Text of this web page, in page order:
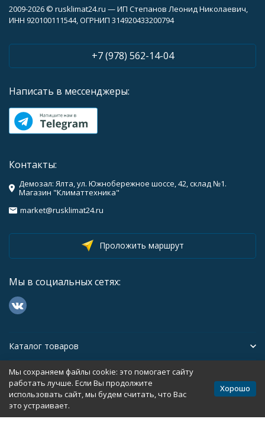
2009-2026 © rusklimat24.ru — ИП Степанов Леонид Николаевич,
ИНН 920100111544, ОГРНИП 314920433200794
+7 (978) 562-14-04
Написать в мессенджеры:
Контакты:
Демозал: Ялта, ул. Южнобережное шоссе, 42, склад №1.
Магазин "Климаттехника"
market@rusklimat24.ru
Проложить маршрут
Мы в социальных сетях:
Каталог товаров
Помощь
Политика персональных данных
Мы сохраняем файлы cookie: это помогает сайту
работать лучше. Если Вы продолжите
использовать сайт, мы будем считать, что Вас
это устраивает.
Хорошо